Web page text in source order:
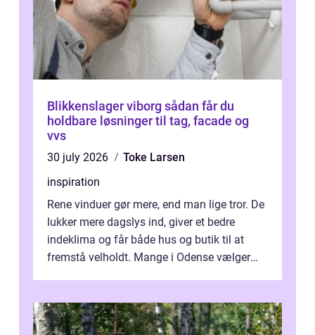
Blikkenslager viborg sådan får du
holdbare løsninger til tag, facade og
vvs
30 july 2026
Toke Larsen
inspiration
Rene vinduer gør mere, end man lige tror. De
lukker mere dagslys ind, giver et bedre
indeklima og får både hus og butik til at
fremstå velholdt. Mange i Odense vælger